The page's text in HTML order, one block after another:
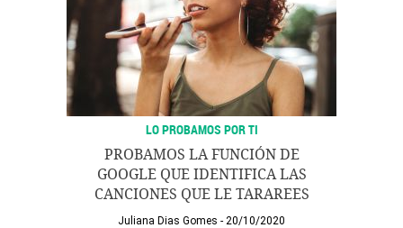
LO PROBAMOS POR TI
PROBAMOS LA FUNCIÓN DE
GOOGLE QUE IDENTIFICA LAS
CANCIONES QUE LE TARAREES
Juliana Dias Gomes 20/10/2020